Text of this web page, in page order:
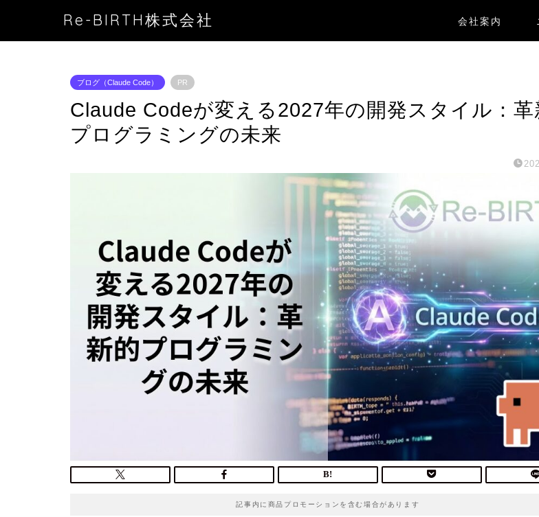
Re-BIRTH株式会社 会社案内
ブログ（Claude Code） PR
Claude Codeが変える2027年の開発スタイル：革
プログラミングの未来
記事内に商品プロモーションを含む場合があります